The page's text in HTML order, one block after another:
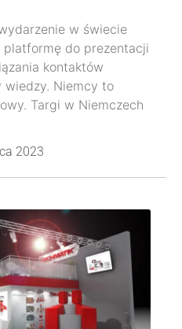
w świecie
do prezentacji
kontaktów
wiedzy. Niemcy to
Targi w Niemczech
2023